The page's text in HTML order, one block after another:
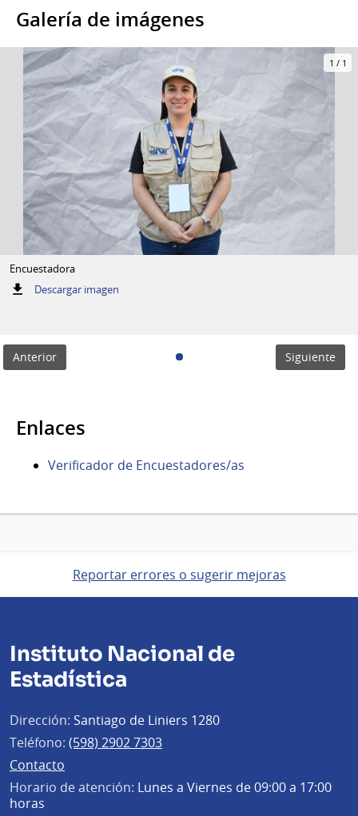
Galería de imágenes
1 / 1
Encuestadora
Descargar imagen:
Anterior Siguiente
Enlaces
Verificador de Encuestadores/as
Reportar errores o sugerir mejoras
Instituto Nacional de
Estadística
Dirección: Santiago de Liniers 1280
Teléfono: (598) 2902 7303
Contacto
Horario de atención: Lunes a Viernes de 09:00 a 17:00
horas